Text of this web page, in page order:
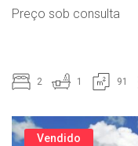
Preço sob consulta
2 1 91
Vendido